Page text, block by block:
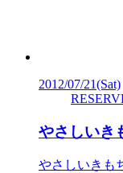
2012/07/21(Sat)
やさしいき
やさしいきも